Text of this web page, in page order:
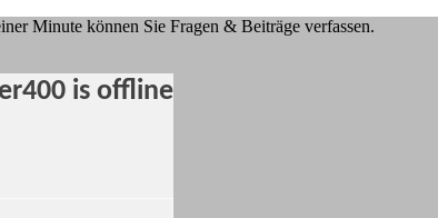
Minute können Sie Fragen & Beiträge verfassen.